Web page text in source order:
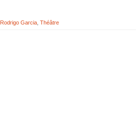
Rodrigo Garcia Théâtre